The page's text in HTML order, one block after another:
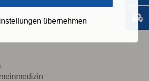
übernehmen